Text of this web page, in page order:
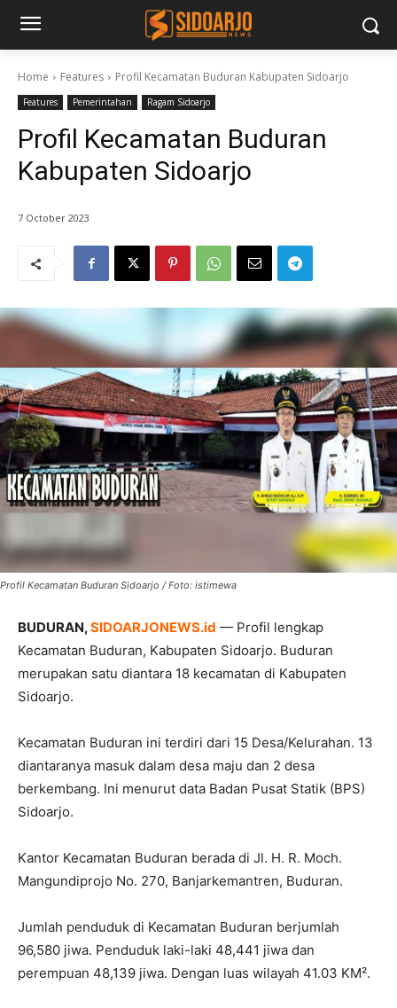
Home Features Profil Kecamatan Buduran Kabupaten Sidoarjo
Features Pemerintahan Ragam Sidoarjo
Profil Kecamatan Buduran
Kabupaten Sidoarjo
7 October 2023
Profil Kecamatan Buduran Sidoarjo / Foto: istimewa
BUDURAN,SIDOARJONEWS.id — Profil lengkap
Kecamatan Buduran, Kabupaten Sidoarjo. Buduran
merupakan satu diantara 18 kecamatan di Kabupaten
Sidoarjo.
Kecamatan Buduran ini terdiri dari 15 Desa/Kelurahan. 13
diantaranya masuk dalam desa maju dan 2 desa
berkembang. Ini menurut data Badan Pusat Statik (BPS)
Sidoarjo.
Kantor Kecamatan Buduran berada di Jl. H. R. Moch.
Mangundiprojo No. 270, Banjarkemantren, Buduran.
Jumlah penduduk di Kecamatan Buduran berjumlah
96,580 jiwa. Penduduk laki-laki 48,441 jiwa dan
perempuan 48,139 jiwa. Dengan luas wilayah 41.03 KM².